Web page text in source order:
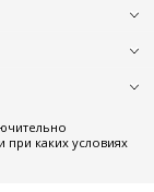
каких условиях